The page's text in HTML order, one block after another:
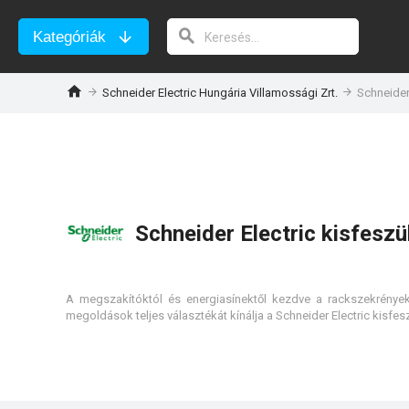
Kategóriák
Schneider Electric Hungária Villamossági Zrt.
Schneider Electric
A megszakítóktól és energiasínektől kezdve a
megoldások teljes választékát kínálja a Schneider Electric